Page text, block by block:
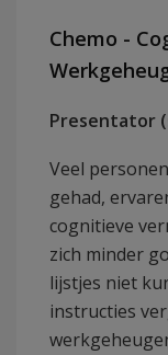
Chemo -
Presentator
Veel
gehad,
cognitieve
zich minder
lijstjes niet
instructies